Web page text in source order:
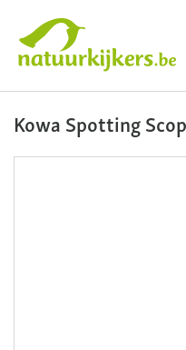
Natuurkijkers
Kowa Spotting